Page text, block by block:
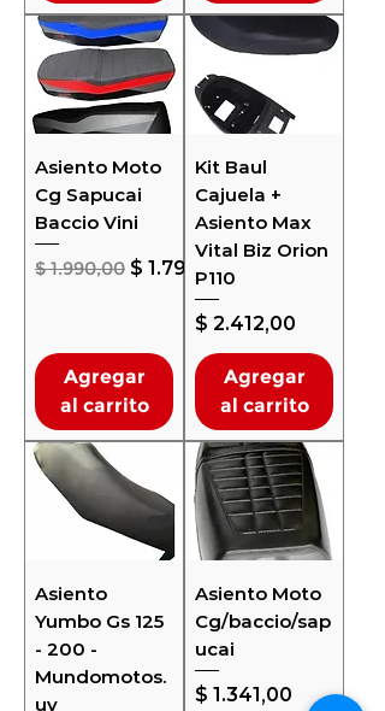
Asiento Moto
Cg Sapucai
Baccio Vini
Precio
$ 1.990,00 Precio de oferta
$ 1.791,00
Agregar
al carrito
Kit Baul
Cajuela +
Asiento Max
Vital Biz Orion
P110
Precio
$ 2.412,00
Agregar
al carrito
Asiento
Yumbo Gs 125
- 200 -
Mundomotos.
uy
Asiento Moto
Cg/baccio/sap
ucai
Precio
$ 1.341,00